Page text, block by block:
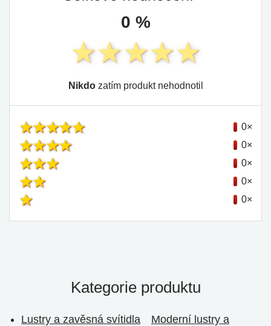
0 %
Nikdozatím produkt nehodnotil
0×
0×
0×
0×
0×
Kategorie produktu
Lustry a zavěsná svítidla
Moderní lustry a